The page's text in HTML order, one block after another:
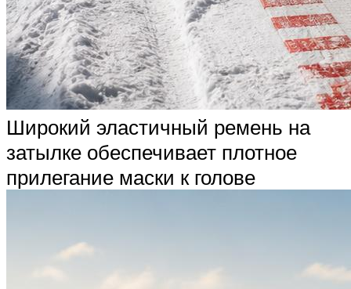
Широкий эластичный ремень на
затылке обеспечивает плотное
прилегание маски к голове